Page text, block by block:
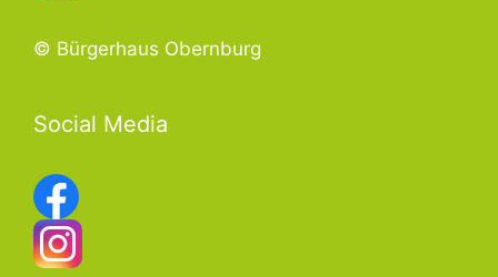
© Bürgerhaus Obernburg
Social Media